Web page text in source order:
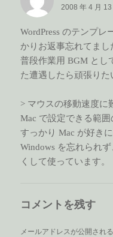
2008 年 4 月
WordPress のテンプ
かりお返事忘れてまし
普段作業用 BGM とし
た遭遇したら頑張りた
> マウスの移動速度に
Mac で設定できる範囲
すっかり Mac が好き
Windows を忘れられ
くして使っています。
コメントを残す
メールアドレスが公開され